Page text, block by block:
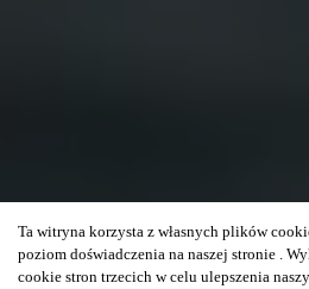
Ta witryna korzysta z własnych plików
poziom doświadczenia na naszej stronie .
cookie stron trzecich w celu ulepszenia